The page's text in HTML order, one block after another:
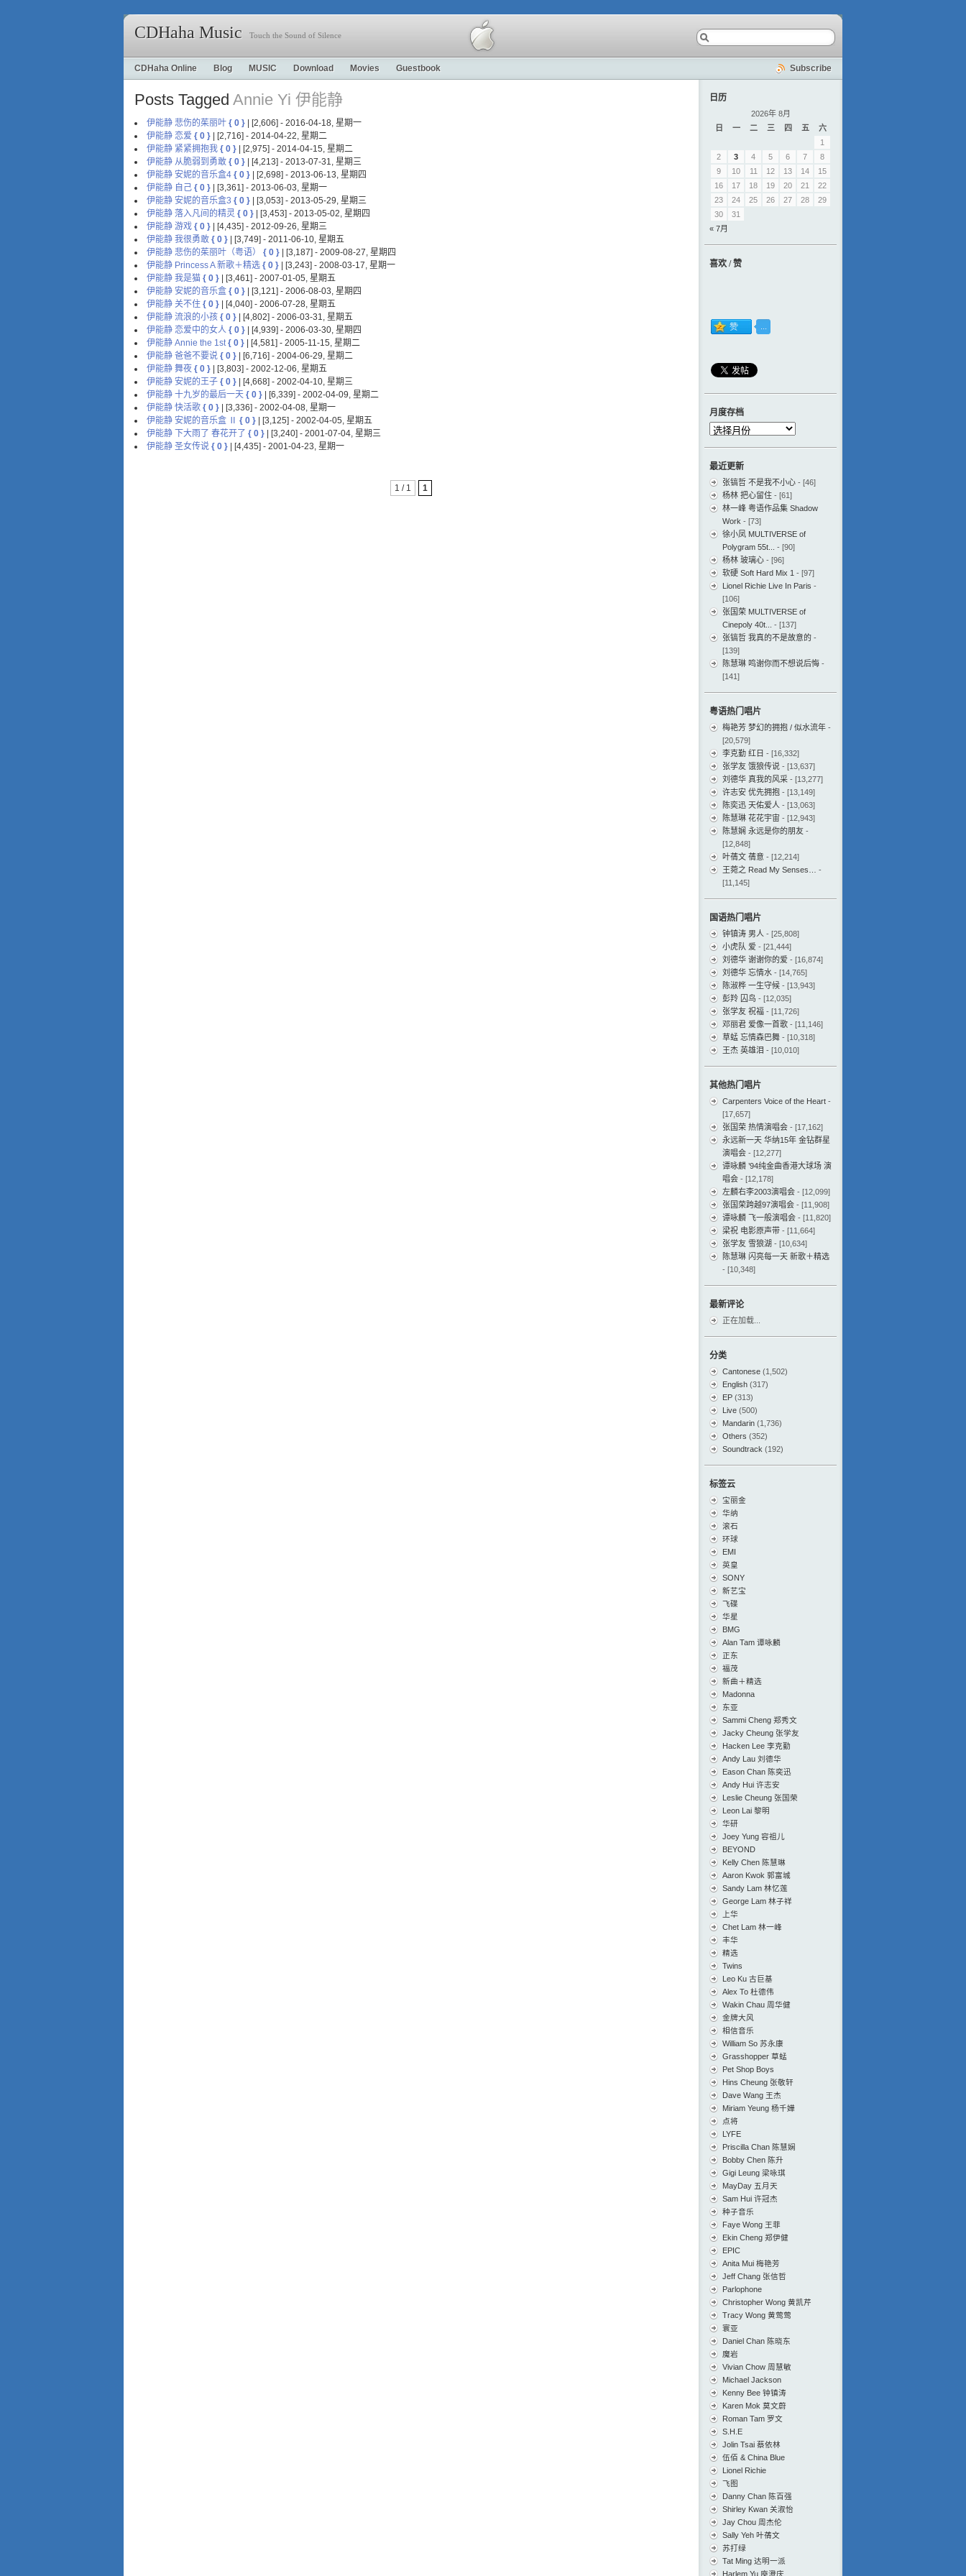
CDHaha Music Touch the Sound of Silence
CDHaha Online Blog MUSIC Download Movies Guestbook Subscribe
Posts Tagged Annie Yi 伊能静
伊能静 悲伤的茱丽叶 { 0 } | [2,606] - 2016-04-18, 星期一
伊能静 恋爱 { 0 } | [2,716] - 2014-04-22, 星期二
伊能静 紧紧拥抱我 { 0 } | [2,975] - 2014-04-15, 星期二
伊能静 从脆弱到勇敢 { 0 } | [4,213] - 2013-07-31, 星期三
伊能静 安妮的音乐盒4 { 0 } | [2,698] - 2013-06-13, 星期四
伊能静 自己 { 0 } | [3,361] - 2013-06-03, 星期一
伊能静 安妮的音乐盒3 { 0 } | [3,053] - 2013-05-29, 星期三
伊能静 落入凡间的精灵 { 0 } | [3,453] - 2013-05-02, 星期四
伊能静 游戏 { 0 } | [4,435] - 2012-09-26, 星期三
伊能静 我很勇敢 { 0 } | [3,749] - 2011-06-10, 星期五
伊能静 悲伤的茱丽叶（粤语）
{ 0 } | [3,187] - 2009-08-27, 星期四
伊能静 Princess A 新歌＋精选 { 0 } | [3,243] - 2008-03-17, 星期一
伊能静 我是猫 { 0 } | [3,461] - 2007-01-05, 星期五
伊能静 安妮的音乐盒 { 0 } | [3,121] - 2006-08-03, 星期四
伊能静 关不住 { 0 } | [4,040] - 2006-07-28, 星期五
伊能静 流浪的小孩 { 0 } | [4,802] - 2006-03-31, 星期五
伊能静 恋爱中的女人 { 0 } | [4,939] - 2006-03-30, 星期四
伊能静 Annie the 1st { 0 } | [4,581] - 2005-11-15, 星期二
伊能静 爸爸不要说 { 0 } | [6,716] - 2004-06-29, 星期二
伊能静 舞夜 { 0 } | [3,803] - 2002-12-06, 星期五
伊能静 安妮的王子 { 0 } | [4,668] - 2002-04-10, 星期三
伊能静 十九岁的最后一天 { 0 } | [6,339] - 2002-04-09, 星期二
伊能静 快活歌 { 0 } | [3,336] - 2002-04-08, 星期一
伊能静 安妮的音乐盒 Ⅱ
{ 0 } | [3,125] - 2002-04-05, 星期五
伊能静 下大雨了 春花开了 { 0 } | [3,240] - 2001-07-04, 星期三
伊能静 圣女传说 { 0 } | [4,435] - 2001-04-23, 星期一
1 / 1 1
日历
2026年 8月
日
一 二 三 四 五
六
1
2
3 4 5 6 7
8
9
10 11 12 13 14
15
16
17 18 19 20 21
22
23
24 25 26 27 28
29
30
31
« 7月
喜欢 / 赞
月度存档
月
档
最近更新
张镐哲 不是我不小心 - [46]
杨林 把心留住 - [61]
林一峰 粤语作品集 Shadow
Work - [73]
徐小凤 MULTIVERSE of
Polygram 55t...
- [90]
杨林 玻璃心 - [96]
软硬 Soft Hard Mix 1 - [97]
Lionel Richie Live In Paris -
[106]
张国荣 MULTIVERSE of
Cinepoly 40t...
- [137]
张镐哲 我真的不是故意的 -
[139]
陈慧琳 鸣谢你而不想说后悔 -
[141]
粤语热门唱片
梅艳芳 梦幻的拥抱 / 似水流年 -
[20,579]
李克勤 红日 - [16,332]
张学友 饿狼传说 - [13,637]
刘德华 真我的风采 - [13,277]
许志安 优先拥抱 - [13,149]
陈奕迅 天佑爱人 - [13,063]
陈慧琳 花花宇宙 - [12,943]
陈慧娴 永远是你的朋友 -
[12,848]
叶蒨文 蒨意 - [12,214]
王菀之 Read My Senses…
-
[11,145]
国语热门唱片
钟镇涛 男人 - [25,808]
小虎队 爱 - [21,444]
刘德华 谢谢你的爱 - [16,874]
刘德华 忘情水 - [14,765]
陈淑桦 一生守候 - [13,943]
彭羚 囚鸟 - [12,035]
张学友 祝福 - [11,726]
邓丽君 爱像一首歌 - [11,146]
草蜢 忘情森巴舞 - [10,318]
王杰 英雄泪 - [10,010]
其他热门唱片
Carpenters Voice of the Heart -
[17,657]
张国荣 热情演唱会 - [17,162]
永远新一天 华纳15年 金钻群星
演唱会 - [12,277]
谭咏麟 ’94纯金曲香港大球场 演
唱会 - [12,178]
左麟右李2003演唱会 - [12,099]
张国荣跨越97演唱会 - [11,908]
谭咏麟 飞一般演唱会 - [11,820]
梁祝 电影原声带 - [11,664]
张学友 雪狼湖 - [10,634]
陈慧琳 闪亮每一天 新歌＋精选
- [10,348]
最新评论
正在加载...
分类
Cantonese (1,502)
English (317)
EP (313)
Live (500)
Mandarin (1,736)
Others (352)
Soundtrack (192)
标签云
宝丽金
华纳
滚石
环球
EMI
英皇
SONY
新艺宝
飞碟
华星
BMG
Alan Tam 谭咏麟
正东
福茂
新曲＋精选
Madonna
东亚
Sammi Cheng 郑秀文
Jacky Cheung 张学友
Hacken Lee 李克勤
Andy Lau 刘德华
Eason Chan 陈奕迅
Andy Hui 许志安
Leslie Cheung 张国荣
Leon Lai 黎明
华研
Joey Yung 容祖儿
BEYOND
Kelly Chen 陈慧琳
Aaron Kwok 郭富城
Sandy Lam 林忆莲
George Lam 林子祥
上华
Chet Lam 林一峰
丰华
精选
Twins
Leo Ku 古巨基
Alex To 杜德伟
Wakin Chau 周华健
金牌大风
相信音乐
William So 苏永康
Grasshopper 草蜢
Pet Shop Boys
Hins Cheung 张敬轩
Dave Wang 王杰
Miriam Yeung 杨千嬅
点将
LYFE
Priscilla Chan 陈慧娴
Bobby Chen 陈升
Gigi Leung 梁咏琪
MayDay 五月天
Sam Hui 许冠杰
种子音乐
Faye Wong 王菲
Ekin Cheng 郑伊健
EPIC
Anita Mui 梅艳芳
Jeff Chang 张信哲
Parlophone
Christopher Wong 黄凯芹
Tracy Wong 黄莺莺
寰亚
Daniel Chan 陈晓东
魔岩
Vivian Chow 周慧敏
Michael Jackson
Kenny Bee 钟镇涛
Karen Mok 莫文蔚
Roman Tam 罗文
S.H.E
Jolin Tsai 蔡依林
伍佰 & China Blue
Lionel Richie
飞图
Danny Chan 陈百强
Shirley Kwan 关淑怡
Jay Chou 周杰伦
Sally Yeh 叶蒨文
苏打绿
Tat Ming 达明一派
Harlem Yu 庾澄庆